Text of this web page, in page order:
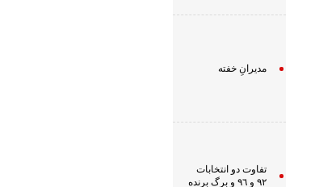
مدیرانِ خفته
تفاوت دو انتخابات
٩٢ و ٩٦ و برگ برنده